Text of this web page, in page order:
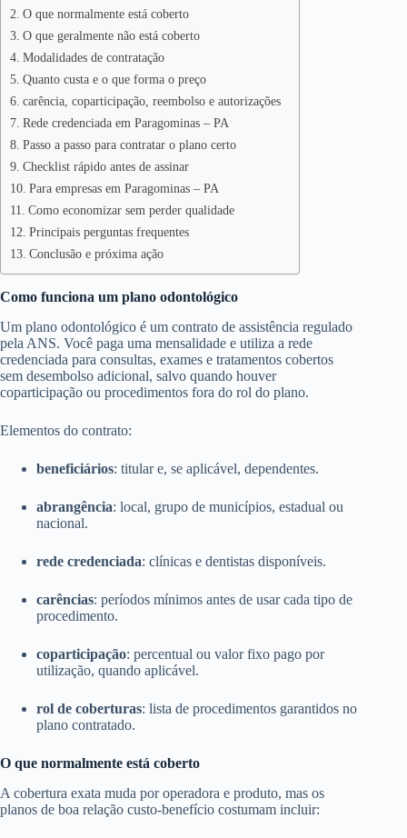
O que normalmente está coberto
O que geralmente não está coberto
Modalidades de contratação
Quanto custa e o que forma o preço
carência, coparticipação, reembolso e autorizações
Rede credenciada em Paragominas – PA
Passo a passo para contratar o plano certo
Checklist rápido antes de assinar
Para empresas em Paragominas – PA
Como economizar sem perder qualidade
Principais perguntas frequentes
Conclusão e próxima ação
Como funciona um plano odontológico
Um plano odontológico é um contrato de assistência regulado
pela ANS. Você paga uma mensalidade e utiliza a rede
credenciada para consultas, exames e tratamentos cobertos
sem desembolso adicional, salvo quando houver
coparticipação ou procedimentos fora do rol do plano.
Elementos do contrato:
beneficiários: titular e, se aplicável, dependentes.
abrangência: local, grupo de municípios, estadual ou
nacional.
rede credenciada: clínicas e dentistas disponíveis.
carências: períodos mínimos antes de usar cada tipo de
procedimento.
coparticipação: percentual ou valor fixo pago por
utilização, quando aplicável.
rol de coberturas: lista de procedimentos garantidos no
plano contratado.
O que normalmente está coberto
A cobertura exata muda por operadora e produto, mas os
planos de boa relação custo-benefício costumam incluir: